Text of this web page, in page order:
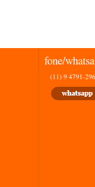
fone/
(11) 9 4791-